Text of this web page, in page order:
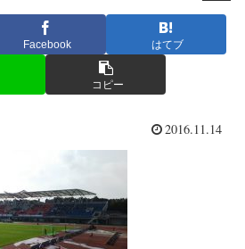
Facebook はてブ
コピー
2016.11.14